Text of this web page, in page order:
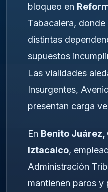
bloqueo en
Tabacalera,
distintas
supuestos
Las vialidades
Insurgentes,
presentan carga
En Benito Juárez,
Iztacalco,
Administración
mantienen paros